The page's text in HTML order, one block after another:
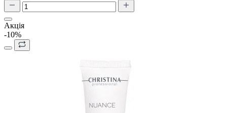
Акція
-10%